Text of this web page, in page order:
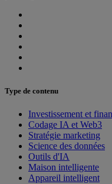
Type de contenu
Investissement et
Codage IA et Web3
Stratégie marketing
Science des données
Outils d'IA
Maison intelligente
Appareil intelligent